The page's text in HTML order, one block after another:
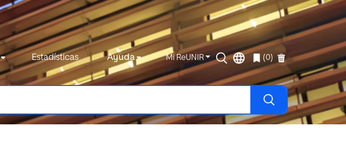
Estadísticas Ayuda Mi ReUNIR (0)